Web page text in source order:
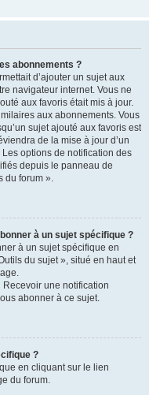
abonnements ?
d’ajouter un sujet aux
navigateur internet. Vous ne
aux favoris était mis à jour.
aux abonnements. Vous
sujet ajouté aux favoris est
de la mise à jour d’un
options de notification des
depuis le panneau de
du forum ».
à un sujet spécifique ?
à un sujet spécifique en
du sujet », situé en haut et
une notification
abonner à ce sujet.
?
en cliquant sur le lien
du forum.